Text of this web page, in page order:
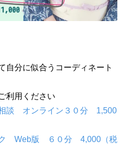
自分に似合うコーディネート
利用ください
相談 オンライン３０分 1,500
ク Web版 ６０分 4,000（税